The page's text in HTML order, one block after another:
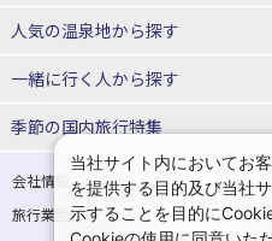
北海道旅行・ツアー
東北
青森旅行・ツアー
宮城旅行・ツアー
山形旅行・ツアー
函館旅行
仙台旅行
人気の温泉地から探す
北海道
湯の川温泉(北海道)
十勝川温泉(北海道)
洞爺湖温泉(北海道)
一緒に行く人から探す
一人旅 国内版
カップル・夫婦旅行 国内版
卒業旅行・学生旅行 国内版
季節の国内旅行特集
桜・お花見特集
会社情報
旅行業登録票・約款
当社サイト内においてお
を提供する目的及び当社
示することを目的に